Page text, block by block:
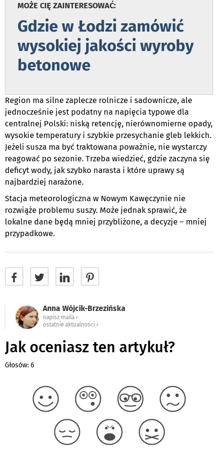
MOŻE CIĘ ZAINTERESOWAĆ:
Gdzie w Łodzi zamówić
wysokiej jakości wyroby
betonowe
Region ma silne zaplecze rolnicze i sadownicze, ale
jednocześnie jest podatny na napięcia typowe dla
centralnej Polski: niską retencję, nierównomierne opady,
wysokie temperatury i szybkie przesychanie gleb lekkich.
Jeżeli susza ma być traktowana poważnie, nie wystarczy
reagować po sezonie. Trzeba wiedzieć, gdzie zaczyna się
deficyt wody, jak szybko narasta i które uprawy są
najbardziej narażone.
Stacja meteorologiczna w Nowym Kawęczynie nie
rozwiąże problemu suszy. Może jednak sprawić, że
lokalne dane będą mniej przybliżone, a decyzje – mniej
przypadkowe.
Anna Wójcik-Brzezińska
napisz maila ‹
ostatnie aktualności ‹
Jak oceniasz ten artykuł?
Głosów: 6